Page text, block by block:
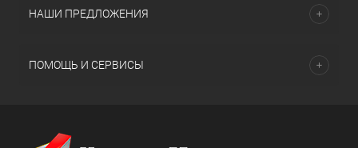
НАШИ ПРЕДЛОЖЕНИЯ
ПОМОЩЬ И СЕРВИСЫ